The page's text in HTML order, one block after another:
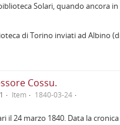
Solari, quando ancora
di Torino inviati ad Albino
Cossu.
Item
1840-03-24
il 24 marzo 1840. Data la